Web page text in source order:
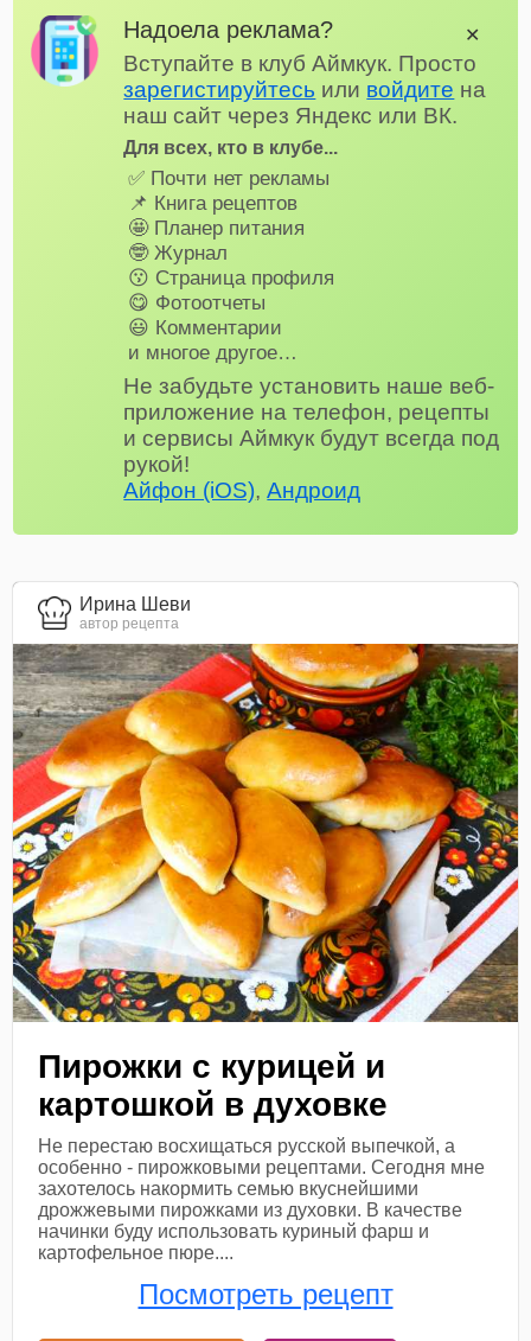
Надоела реклама?
Вступайте в клуб Аймкук. Просто
зарегистируйтесь или войдите на
наш сайт через Яндекс или ВК.
Для всех, кто в клубе...
✅ Почти нет рекламы
📌 Книга рецептов
🤩 Планер питания
🤓 Журнал
😗 Страница профиля
😋 Фотоотчеты
😃 Комментарии
и многое другое…
Не забудьте установить наше веб-
приложение на телефон, рецепты
и сервисы Аймкук будут всегда под
рукой!
Айфон (iOS),Андроид
✕
Ирина Шеви
автор рецепта
Пирожки с курицей и
картошкой в духовке
Не перестаю восхищаться русской выпечкой, а
особенно - пирожковыми рецептами. Сегодня мне
захотелось накормить семью вкуснейшими
дрожжевыми пирожками из духовки. В качестве
начинки буду использовать куриный фарш и
картофельное пюре....
Посмотреть рецепт